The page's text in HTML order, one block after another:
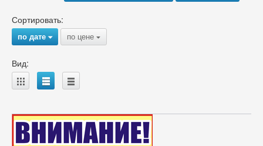
Сортировать:
по дате{ по цене {
Вид:
A B C